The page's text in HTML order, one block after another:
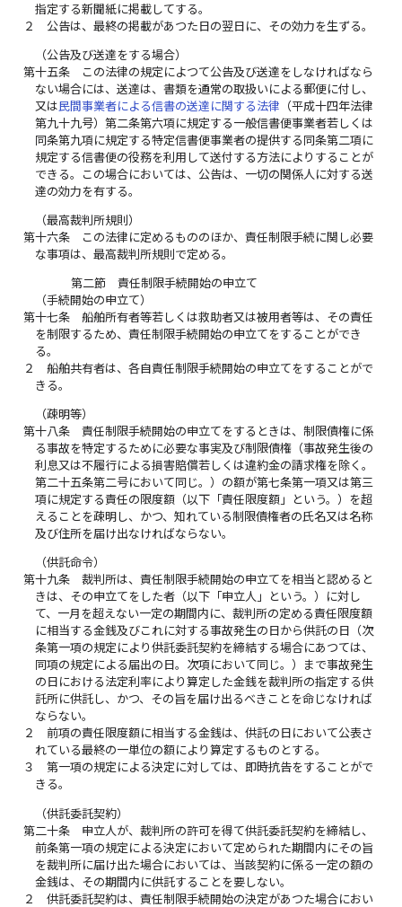
指定する新聞紙に掲載してする。
２
公告は、最終の掲載があつた日の翌日に、その効力を生ずる。
（公告及び送達をする場合）
第十五条
この法律の規定によつて公告及び送達をしなければなら
ない場合には、送達は、書類を通常の取扱いによる郵便に付し、
又は民間事業者による信書の送達に関する法律 （平成十四年法律
第九十九号）第二条第六項に規定する一般信書便事業者若しくは
同条第九項に規定する特定信書便事業者の提供する同条第二項に
規定する信書便の役務を利用して送付する方法によりすることが
できる。この場合においては、公告は、一切の関係人に対する送
達の効力を有する。
（最高裁判所規則）
第十六条
この法律に定めるもののほか、責任制限手続に関し必要
な事項は、最高裁判所規則で定める。
第二節 責任制限手続開始の申立て
（手続開始の申立て）
第十七条
船舶所有者等若しくは救助者又は被用者等は、その責任
を制限するため、責任制限手続開始の申立てをすることができ
る。
２
船舶共有者は、各自責任制限手続開始の申立てをすることがで
きる。
（疎明等）
第十八条
責任制限手続開始の申立てをするときは、制限債権に係
る事故を特定するために必要な事実及び制限債権（事故発生後の
利息又は不履行による損害賠償若しくは違約金の請求権を除く。
第二十五条第二号において同じ。）の額が第七条第一項又は第三
項に規定する責任の限度額（以下「責任限度額」という。）を超
えることを疎明し、かつ、知れている制限債権者の氏名又は名称
及び住所を届け出なければならない。
（供託命令）
第十九条
裁判所は、責任制限手続開始の申立てを相当と認めると
きは、その申立てをした者（以下「申立人」という。）に対し
て、一月を超えない一定の期間内に、裁判所の定める責任限度額
に相当する金銭及びこれに対する事故発生の日から供託の日（次
条第一項の規定により供託委託契約を締結する場合にあつては、
同項の規定による届出の日。次項において同じ。）まで事故発生
の日における法定利率により算定した金銭を裁判所の指定する供
託所に供託し、かつ、その旨を届け出るべきことを命じなければ
ならない。
２
前項の責任限度額に相当する金銭は、供託の日において公表さ
れている最終の一単位の額により算定するものとする。
３
第一項の規定による決定に対しては、即時抗告をすることがで
きる。
（供託委託契約）
第二十条
申立人が、裁判所の許可を得て供託委託契約を締結し、
前条第一項の規定による決定において定められた期間内にその旨
を裁判所に届け出た場合においては、当該契約に係る一定の額の
金銭は、その期間内に供託することを要しない。
２
供託委託契約は、責任制限手続開始の決定があつた場合におい